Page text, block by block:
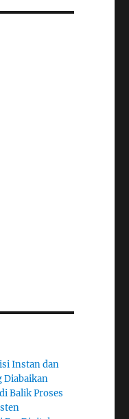
Instan dan
Diabaikan
Balik Proses